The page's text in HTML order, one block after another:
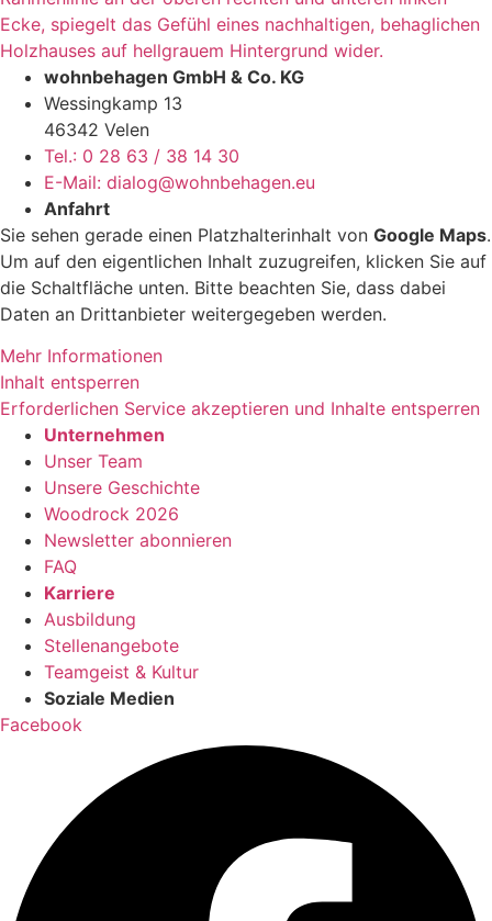
wohnbehagen GmbH & Co. KG
Wessingkamp 13
46342 Velen
Tel.: 0 28 63 / 38 14 30
E-Mail: dialog@wohnbehagen.eu
Anfahrt
Sie sehen gerade einen Platzhalterinhalt von Google Maps.
Um auf den eigentlichen Inhalt zuzugreifen, klicken Sie auf
die Schaltfläche unten. Bitte beachten Sie, dass dabei
Daten an Drittanbieter weitergegeben werden.
Mehr Informationen
Inhalt entsperren
Erforderlichen Service akzeptieren und Inhalte entsperren
Unternehmen
Unser Team
Unsere Geschichte
Woodrock 2026
Newsletter abonnieren
FAQ
Karriere
Ausbildung
Stellenangebote
Teamgeist & Kultur
Soziale Medien
Facebook